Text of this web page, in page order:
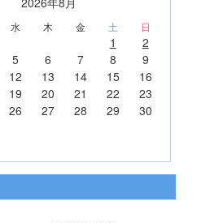
水 木 金 土 日
1
2
5 6 7 8
9
12 13 14 15
16
19 20 21 22
23
26 27 28 29
30